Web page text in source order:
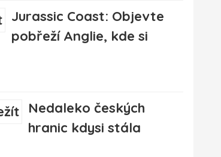
Jurassic Coast: Objevte
pobřeží Anglie, kde si
Nedaleko českých
hranic kdysi stála